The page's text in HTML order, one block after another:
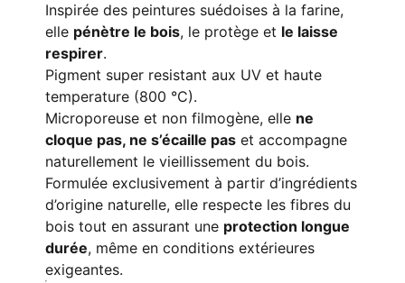
Inspirée des peintures suédoises à la farine,
elle pénètre le bois, le protège et le laisse
respirer.
Pigment super resistant aux UV et haute
temperature (800 °C).
Microporeuse et non filmogène, elle ne
cloque pas, ne s’écaille pas et accompagne
naturellement le vieillissement du bois.
Formulée exclusivement à partir d’ingrédients
d’origine naturelle, elle respecte les fibres du
bois tout en assurant une protection longue
durée, même en conditions extérieures
exigeantes.